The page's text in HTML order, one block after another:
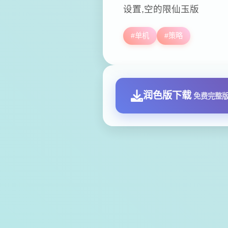
设置,空的限仙玉版
#单机 #策略
润色版下载 免费完整